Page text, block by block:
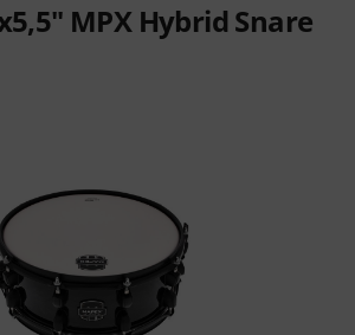
MPX Hybrid Snare
5 stjärnor från 4 kundbetyg